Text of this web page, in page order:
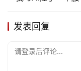
发表回复
请登录后评论...